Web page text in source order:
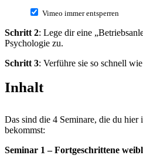
Vimeo immer entsperren
Schritt 2: Lege dir eine
Psychologie zu.
Schritt 3: Verführe sie so schnell
Inhalt
Das sind die 4 Seminare, die du hier
bekommst:
Seminar 1 – Fortgeschrittene